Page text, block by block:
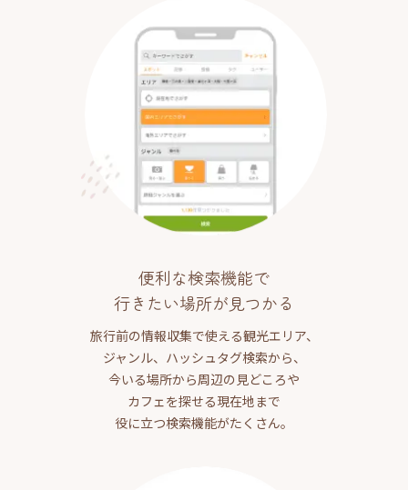
便利な検索機能で
行きたい場所が見つかる
旅行前の情報収集で使える観光エリア、
ジャンル、ハッシュタグ検索から、
今いる場所から周辺の見どころや
カフェを探せる現在地まで
役に立つ検索機能がたくさん。